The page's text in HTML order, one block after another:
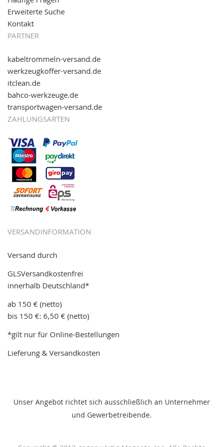
Erweiterte Suche
Kontakt
PARTNER
kabeltrommeln-versand.de
werkzeugkoffer-versand.de
itclean.de
bahco-werkzeuge.de
transportwagen-versand.de
ZAHLUNGSARTEN
VERSANDINFORMATION
Versand durch
GLSVersandkostenfrei
innerhalb Deutschland*
ab 150 € (netto)
bis 150 €: 6,50 € (netto)
*gilt nur für Online-Bestellungen
Lieferung & Versandkosten
Unser Angebot richtet sich ausschließlich an Unternehmer
und Gewerbetreibende.